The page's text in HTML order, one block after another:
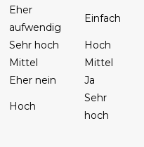
Eher
aufwendig
Einfach
Sehr hoch
Hoch
Mittel
Mittel
Eher nein
Ja
Hoch
Sehr
hoch